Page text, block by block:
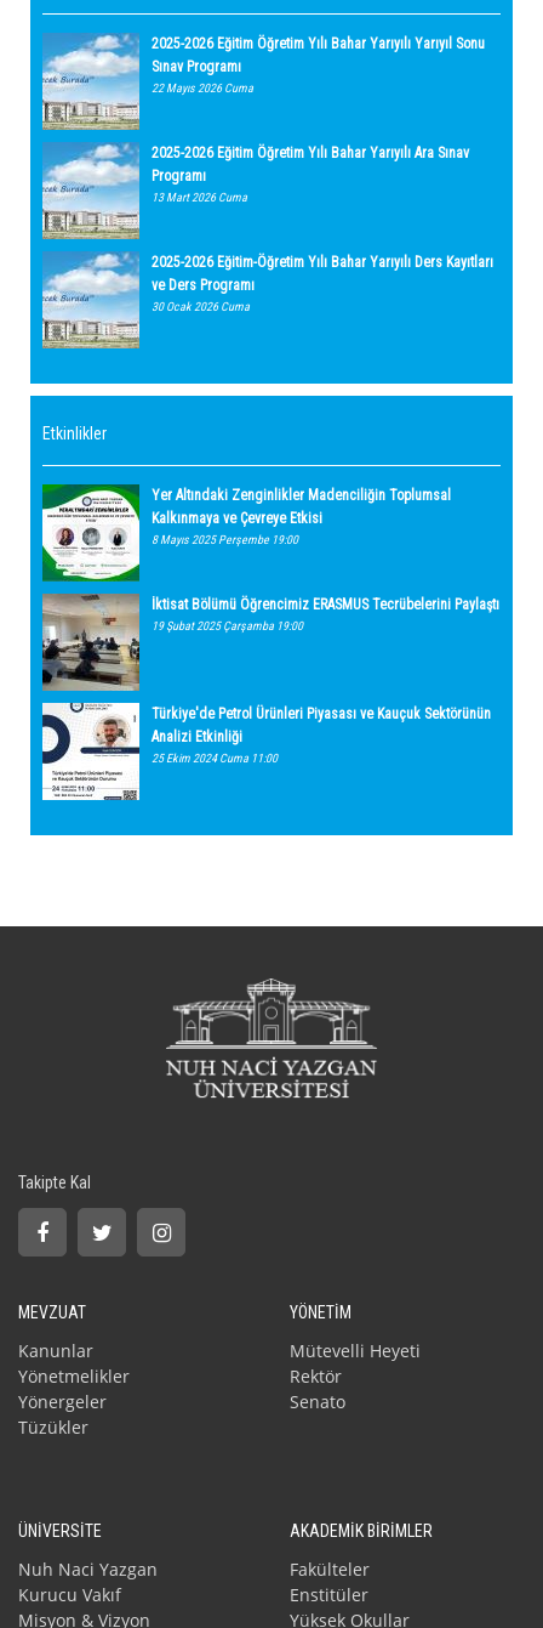
2025-2026 Eğitim Öğretim Yılı Bahar Yarıyılı Yarıyıl Sonu
Sınav Programı
22 Mayıs 2026 Cuma
2025-2026 Eğitim Öğretim Yılı Bahar Yarıyılı Ara Sınav
Programı
13 Mart 2026 Cuma
2025-2026 Eğitim-Öğretim Yılı Bahar Yarıyılı Ders Kayıtları
ve Ders Programı
30 Ocak 2026 Cuma
Etkinlikler
Yer Altındaki Zenginlikler Madenciliğin Toplumsal
Kalkınmaya ve Çevreye Etkisi
8 Mayıs 2025 Perşembe 19:00
İktisat Bölümü Öğrencimiz ERASMUS Tecrübelerini Paylaştı
19 Şubat 2025 Çarşamba 19:00
Türkiye'de Petrol Ürünleri Piyasası ve Kauçuk Sektörünün
Analizi Etkinliği
25 Ekim 2024 Cuma 11:00
Takipte Kal
MEVZUAT
Kanunlar
Yönetmelikler
Yönergeler
Tüzükler
YÖNETİM
Mütevelli Heyeti
Rektör
Senato
ÜNİVERSİTE
Nuh Naci Yazgan
Kurucu Vakıf
Misyon & Vizyon
AKADEMİK BİRİMLER
Fakülteler
Enstitüler
Yüksek Okullar